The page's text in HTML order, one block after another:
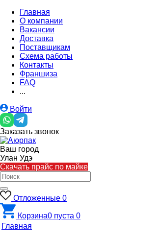
Главная
О компании
Вакансии
Доставка
Поставщикам
Схема работы
Контакты
Франшиза
FAQ
...
Войти
Заказать звонок
Ваш город
Улан Удэ
Скачать прайс по майке
Отложенные 0
Корзина0 пуста 0
Главная